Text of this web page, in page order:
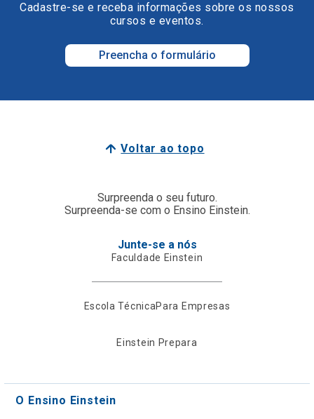
Cadastre-se e receba informações sobre os nossos
cursos e eventos.
Preencha o formulário
Voltar ao topo
Surpreenda o seu futuro.
Surpreenda-se com o Ensino Einstein.
Junte-se a nós
Faculdade Einstein
Escola TécnicaPara Empresas
Einstein Prepara
O Ensino Einstein